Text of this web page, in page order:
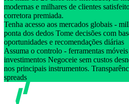
modernas e milhares de clientes
corretora premiada.
Tenha acesso aos mercados globais -
ponta dos dedos Tome decisões com
oportunidades e recomendações diárias
Assuma o controlo - ferramentas móveis
investimentos Negoceie sem custos
nos principais instrumentos.
spreads